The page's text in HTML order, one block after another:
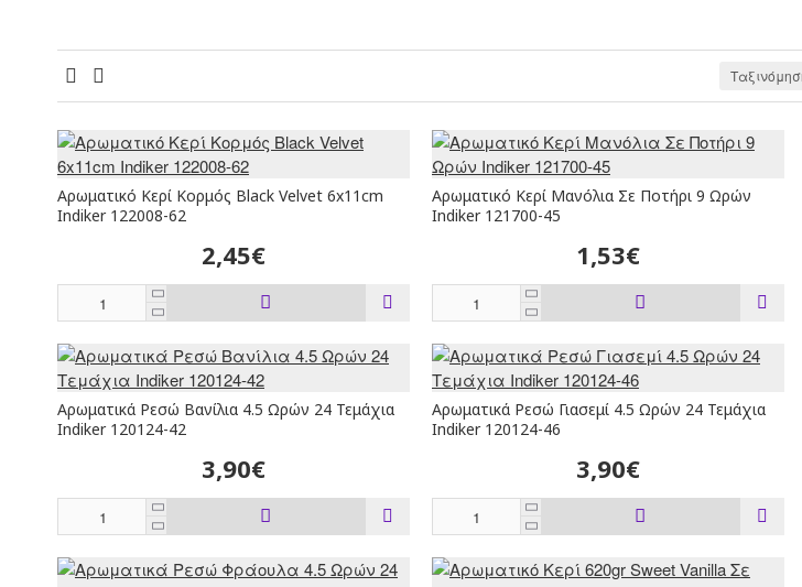
Αρωματικό Κερί Κορμός Black Velvet 6x11cm
Indiker 122008-62
2,45€
Αρωματικό Κερί Μανόλια Σε Ποτήρι 9 Ωρών
Indiker 121700-45
1,53€
Αρωματικά Ρεσώ Βανίλια 4.5 Ωρών 24 Τεμάχια
Indiker 120124-42
3,90€
Αρωματικά Ρεσώ Γιασεμί 4.5 Ωρών 24 Τεμάχια
Indiker 120124-46
3,90€